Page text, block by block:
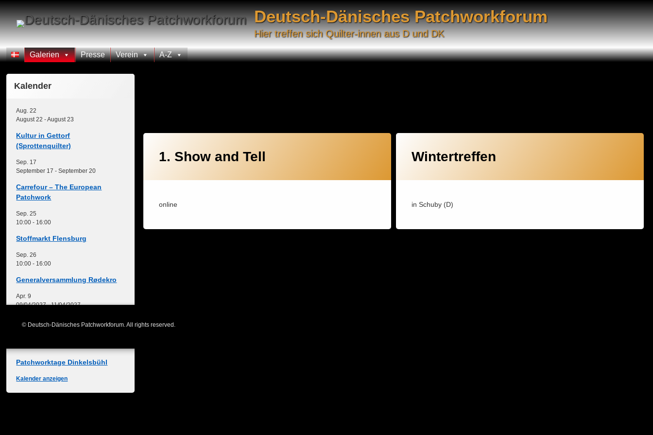
to
content
Deutsch-Dänisches Patchworkforum
Hier treffen sich Quilter-innen aus D und DK
Galerien Presse Verein A-Z
1. Show and Tell
online
Wintertreffen
in Schuby (D)
Kalender
Aug.22
August 22 -August 23
Kultur in Gettorf
(Sprottenquilter)
Sep. 17
September 17 -September 20
Carrefour – The European
Patchwork
Sep.25
10:00 - 16:00
Stoffmarkt Flensburg
Sep.26
10:00 - 16:00
Generalversammlung Rødekro
Apr.9
09/04/2027-11/04/2027
Freies Nähwochenende
Patchworktage Dinkelsbühl
Kalender anzeigen
© Deutsch-Dänisches Patchworkforum. All rights reserved.